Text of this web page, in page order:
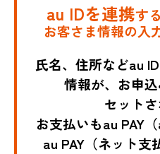
au IDを連携す
お客さま情報の入
氏名、住所などau
情報が、お申
セットさ
お支払いもau PAY
au PAY（ネット支